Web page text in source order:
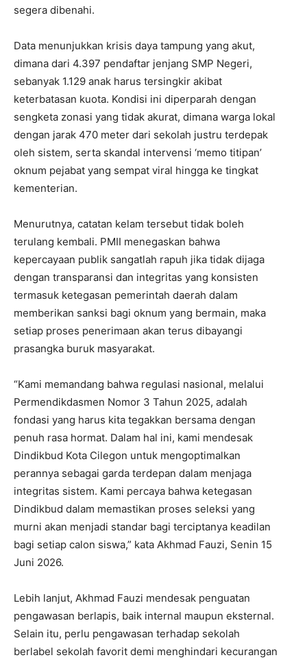
segera dibenahi.
Data menunjukkan krisis daya tampung yang akut,
dimana dari 4.397 pendaftar jenjang SMP Negeri,
sebanyak 1.129 anak harus tersingkir akibat
keterbatasan kuota. Kondisi ini diperparah dengan
sengketa zonasi yang tidak akurat, dimana warga lokal
dengan jarak 470 meter dari sekolah justru terdepak
oleh sistem, serta skandal intervensi ‘memo titipan’
oknum pejabat yang sempat viral hingga ke tingkat
kementerian.
Menurutnya, catatan kelam tersebut tidak boleh
terulang kembali. PMII menegaskan bahwa
kepercayaan publik sangatlah rapuh jika tidak dijaga
dengan transparansi dan integritas yang konsisten
termasuk ketegasan pemerintah daerah dalam
memberikan sanksi bagi oknum yang bermain, maka
setiap proses penerimaan akan terus dibayangi
prasangka buruk masyarakat.
“Kami memandang bahwa regulasi nasional, melalui
Permendikdasmen Nomor 3 Tahun 2025, adalah
fondasi yang harus kita tegakkan bersama dengan
penuh rasa hormat. Dalam hal ini, kami mendesak
Dindikbud Kota Cilegon untuk mengoptimalkan
perannya sebagai garda terdepan dalam menjaga
integritas sistem. Kami percaya bahwa ketegasan
Dindikbud dalam memastikan proses seleksi yang
murni akan menjadi standar bagi terciptanya keadilan
bagi setiap calon siswa,” kata Akhmad Fauzi, Senin 15
Juni 2026.
Lebih lanjut, Akhmad Fauzi mendesak penguatan
pengawasan berlapis, baik internal maupun eksternal.
Selain itu, perlu pengawasan terhadap sekolah
berlabel sekolah favorit demi menghindari kecurangan